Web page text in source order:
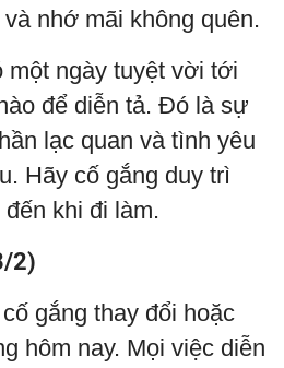
nhớ mãi không quên.
một ngày tuyệt vời tới
để diễn tả. Đó là sự
lạc quan và tình yêu
Hãy cố gắng duy trì
khi đi làm.
2)
gắng thay đổi hoặc
hôm nay. Mọi việc diễn